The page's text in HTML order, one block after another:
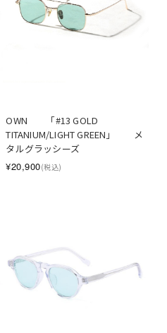
OWN　　「#13 GOLD
TITANIUM/LIGHT GREEN」　　メ
タルグラッシーズ
¥20,900(税込)